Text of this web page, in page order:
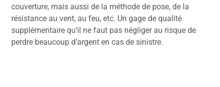
couverture, mais aussi de la méthode de pose, de la
résistance au vent, au feu, etc. Un gage de qualité
supplémentaire qu’il ne faut pas négliger au risque de
perdre beaucoup d’argent en cas de sinistre.